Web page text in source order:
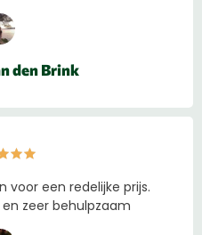
den Brink
voor een redelijke prijs.
zeer behulpzaam